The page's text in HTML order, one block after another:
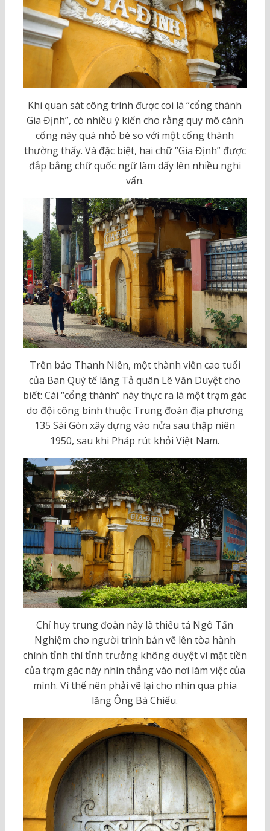
Khi quan sát công trình được coi là “cổng thành
Gia Định”, có nhiều ý kiến cho rằng quy mô cánh
cổng này quá nhỏ bé so với một cổng thành
thường thấy. Và đặc biệt, hai chữ “Gia Định” được
đắp bằng chữ quốc ngữ làm dấy lên nhiều nghi
vấn.
Trên báo Thanh Niên, một thành viên cao tuổi
của Ban Quý tế lăng Tả quân Lê Văn Duyệt cho
biết: Cái “cổng thành” này thực ra là một trạm gác
do đội công binh thuộc Trung đoàn địa phương
135 Sài Gòn xây dựng vào nửa sau thập niên
1950, sau khi Pháp rút khỏi Việt Nam.
Chỉ huy trung đoàn này là thiếu tá Ngô Tấn
Nghiệm cho người trình bản vẽ lên tòa hành
chính tỉnh thì tỉnh trưởng không duyệt vì mặt tiền
của trạm gác này nhìn thẳng vào nơi làm việc của
mình. Vì thế nên phải vẽ lại cho nhìn qua phía
lăng Ông Bà Chiểu.